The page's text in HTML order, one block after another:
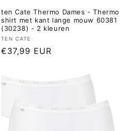
ten Cate Thermo Dames - Thermo
shirt met kant lange mouw 60381
(30238) - 2 kleuren
Verkoper:
TEN CATE
Normale
€37,99 EUR